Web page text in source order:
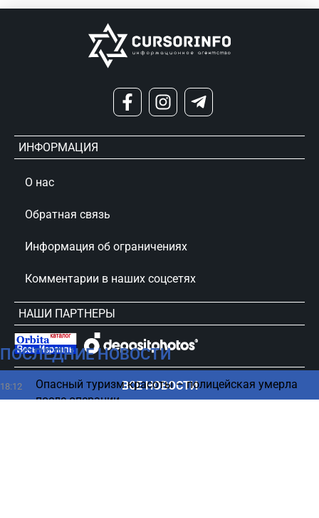
ПОСЛЕДНИЕ НОВОСТИ
18:12
Опасный туризм красоты – полицейская умерла
после операции
ВСЕ НОВОСТИ
ИНФОРМАЦИЯ
О нас
Обратная связь
Информация об ограничениях
Комментарии в наших соцсетях
НАШИ ПАРТНЕРЫ
сursorinfo.co.il © Все права защищены